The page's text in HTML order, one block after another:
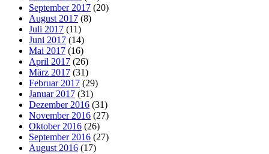
September 2017 (20)
August 2017 (8)
Juli 2017 (11)
Juni 2017 (14)
Mai 2017 (16)
April 2017 (26)
März 2017 (31)
Februar 2017 (29)
Januar 2017 (31)
Dezember 2016 (31)
November 2016 (27)
Oktober 2016 (26)
September 2016 (27)
August 2016 (17)